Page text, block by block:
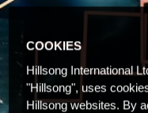
COOKIES
Hillsong International
"Hillsong", uses
Hillsong websites. By